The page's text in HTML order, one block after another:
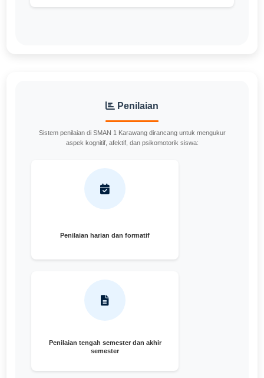
Penilaian
Sistem penilaian di SMAN 1 Karawang dirancang untuk mengukur
aspek kognitif, afektif, dan psikomotorik siswa:
Penilaian harian dan formatif
Penilaian tengah semester dan akhir
semester